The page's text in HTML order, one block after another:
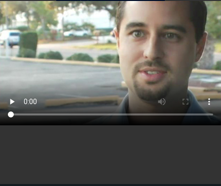
Ausztrália
Európa
Dél-Amerika
Észak-Amerika